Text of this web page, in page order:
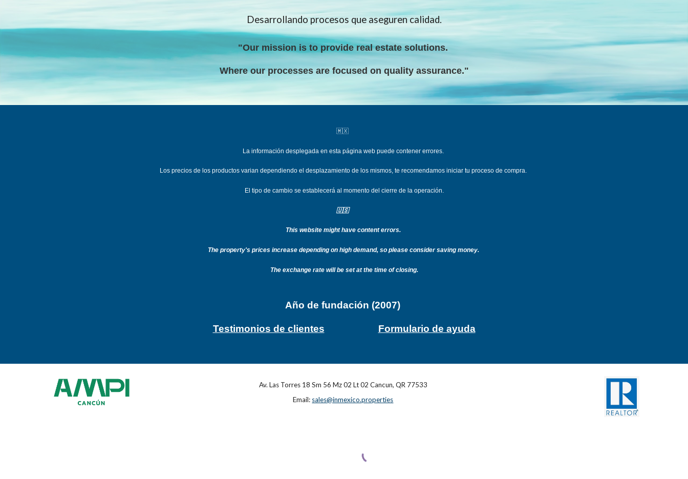
Desarrollando procesos que aseguren calidad.
"Our mission is to provide real estate solutions.
Where our processes are focused on quality assurance."
🇲🇽
La información desplegada en esta página web puede contener errores.
Los precios de los productos varian dependiendo el desplazamiento de los mismos, te recomendamos iniciar tu proceso de compra.
El tipo de cambio se establecerá al momento del cierre de la operación.
🇺🇸
This website might have content errors.
The property's prices increase depending on high demand, so please consider saving money.
The exchange rate will be set at the time of closing.
Año de fundación (2007)
Testimonios de clientes Formulario de ayuda
Av. Las Torres 18 Sm 56 Mz 02 Lt 02 Cancun, QR 77533
Email: sales@inmexico.properties